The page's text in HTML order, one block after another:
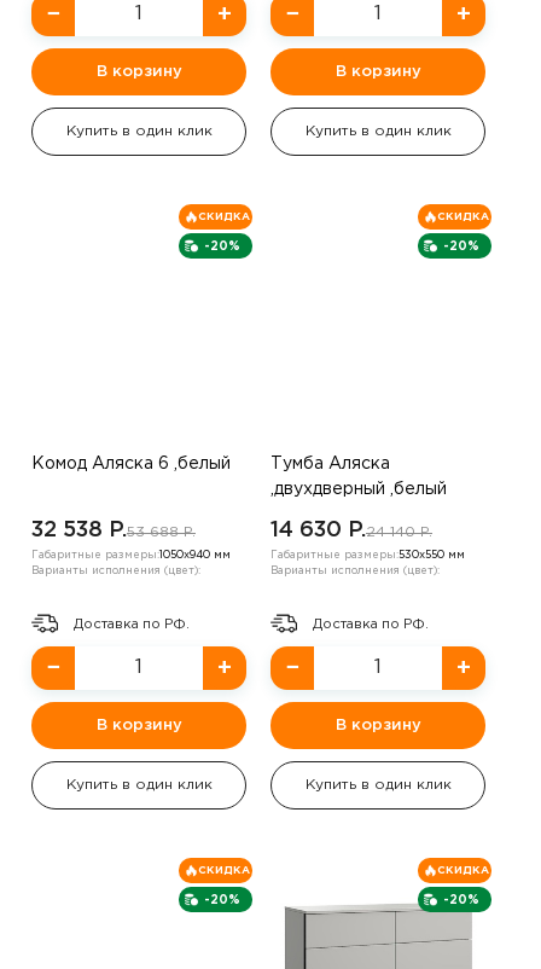
− +
В корзину
Купить в один клик
− +
В корзину
Купить в один клик
-20%
СКИДКА
Комод Аляска 6 ,белый
32 538 P.53 688 P.
Габаритные размеры: 1050х940 мм
Варианты исполнения (цвет):
Доставка по РФ.
− +
В корзину
Купить в один клик
-20%
СКИДКА
Тумба Аляска
,двухдверный ,белый
14 630 P.24 140 P.
Габаритные размеры:530х550 мм
Варианты исполнения (цвет):
Доставка по РФ.
− +
В корзину
Купить в один клик
-20%
СКИДКА
-20%
СКИДКА